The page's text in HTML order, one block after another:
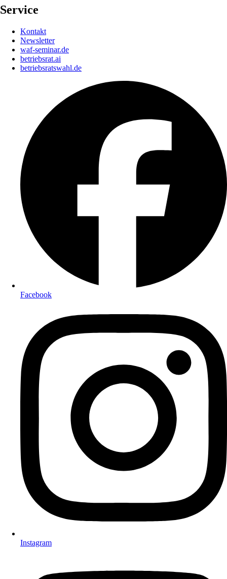
Service
Kontakt
Newsletter
waf-seminar.de
betriebsrat.ai
betriebsratswahl.de
Facebook
Instagram